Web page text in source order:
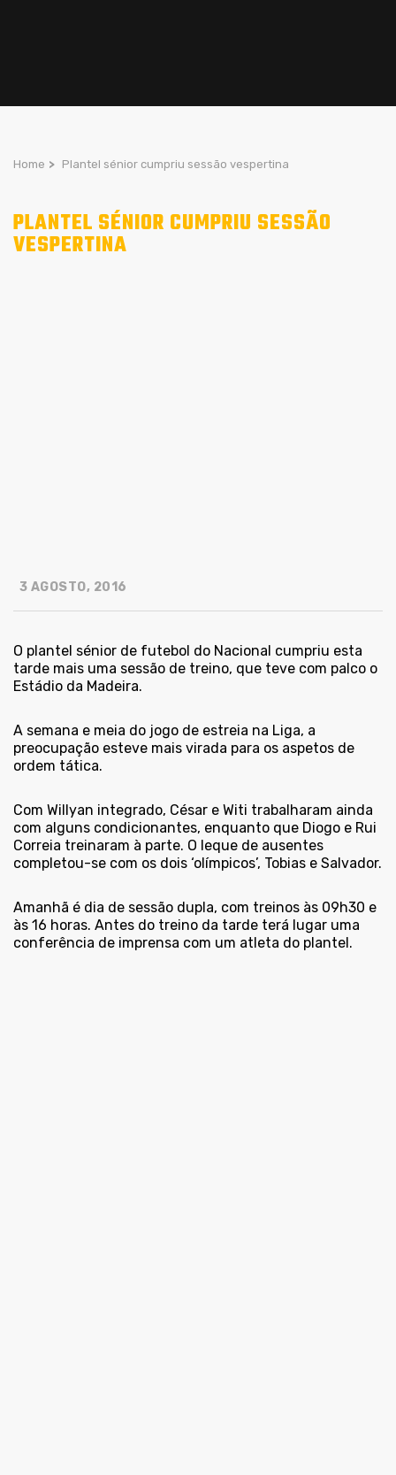
Home > Plantel sénior cumpriu sessão vespertina
PLANTEL SÉNIOR CUMPRIU SESSÃO
VESPERTINA
3 AGOSTO, 2016
O plantel sénior de futebol do Nacional cumpriu esta
tarde mais uma sessão de treino, que teve com palco o
Estádio da Madeira.
A semana e meia do jogo de estreia na Liga, a
preocupação esteve mais virada para os aspetos de
ordem tática.
Com Willyan integrado, César e Witi trabalharam ainda
com alguns condicionantes, enquanto que Diogo e Rui
Correia treinaram à parte. O leque de ausentes
completou-se com os dois ‘olímpicos’, Tobias e Salvador.
Amanhã é dia de sessão dupla, com treinos às 09h30 e
às 16 horas. Antes do treino da tarde terá lugar uma
conferência de imprensa com um atleta do plantel.